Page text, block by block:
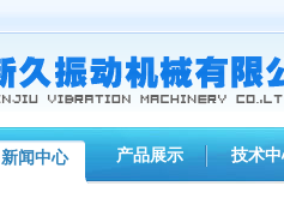
新闻中心 产品展示 技术